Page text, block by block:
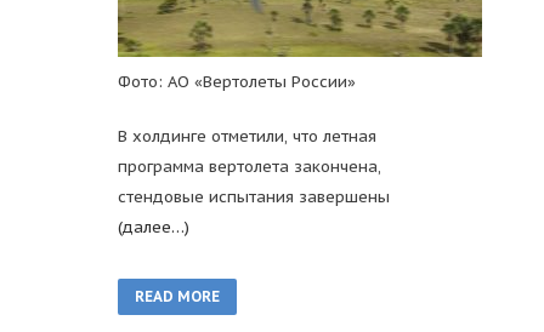
Фото: АО «Вертолеты России»
В холдинге отметили, что летная
программа вертолета закончена,
стендовые испытания завершены
(далее…)
READ MORE